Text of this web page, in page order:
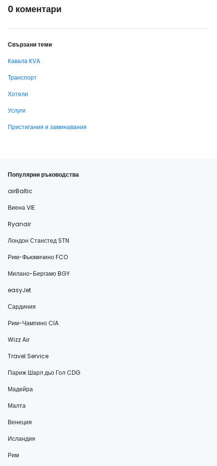
0 коментари
Свързани теми
Кавала KVA
Транспорт
Хотели
Услуги
Пристигания и заминавания
Популярни ръководства
airBaltic
Виена VIE
Ryanair
Лондон Станстед STN
Рим-Фьюмичино FCO
Милано-Бергамо BGY
easyJet
Сардиния
Рим-Чампино CIA
Wizz Air
Travel Service
Париж Шарл дьо Гол CDG
Мадейра
Малта
Венеция
Исландия
Рим